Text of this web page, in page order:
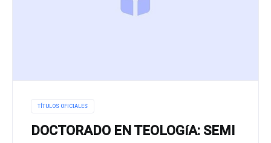
TÍTULOS OFICIALES
DOCTORADO EN TEOLOGíA: SEMI